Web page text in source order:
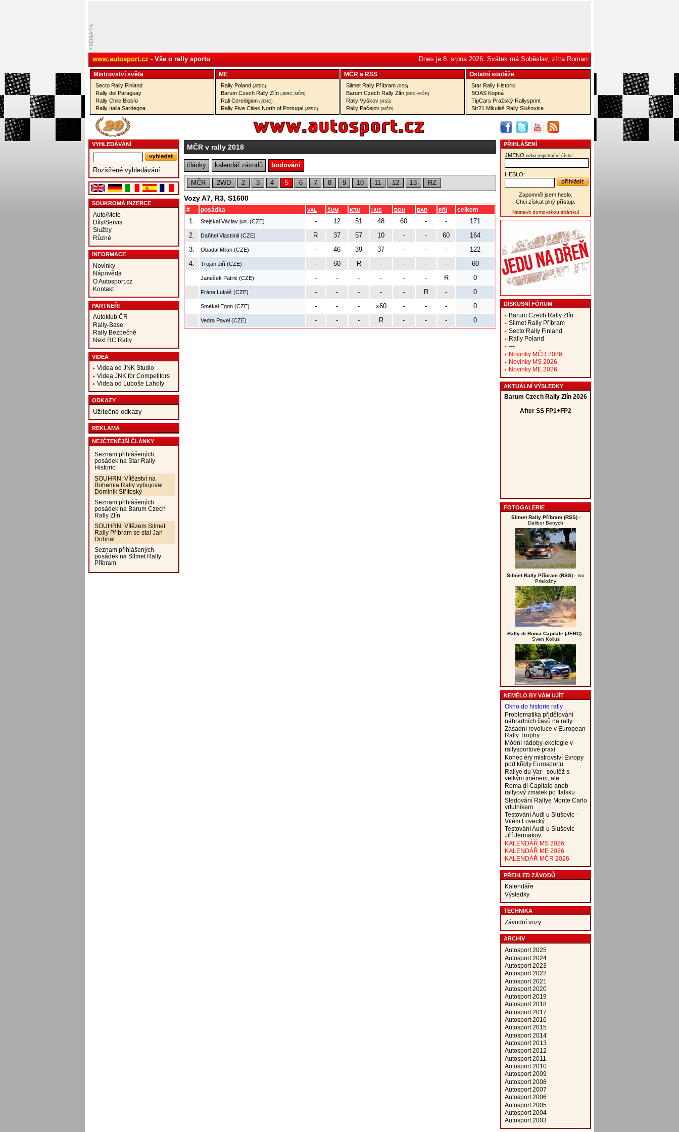
www.autosport.cz - Vše o rally sportu Dnes je 8. srpna 2026, Svátek má Soběslav, zítra Roman
Mistrovství­ světa
Secto Rally Finland
Rally del Paraguay
Rally Chile Biobío
Rally Italia Sardegna
ME
Rally Poland (JERC)
Barum Czech Rally Zlín (JERC, MČR)
Rali Ceredigion (JERC)
Rally Five Cities North of Portugal (JERC)
MČR a RSS
Silmet Rally Příbram (RSS)
Barum Czech Rally Zlín (ERC+MČR)
Rally Vyškov (RSS)
Rally Pačejov (MČR)
Ostatní­ soutěže
Star Rally Historic
BOAS Kopná
TipCars Pražský Rallysprint
Síť21 Mikuláš Rally Slušovice
VYHLEDÁVÁNÍ
Rozšířené vyhledávání
SOUKROMÁ INZERCE
Auto/Moto
Díly/Servis
Služby
Různé
INFORMACE
Novinky
Nápověda
O Autosport.cz
Kontakt
PARTNEŘI
Autoklub ČR
Rally-Base
Rally Bezpečně
Next RC Rally
VIDEA
Videa od JNK Studio
Videa JNK for Competitors
Videa od Luboše Laholy
ODKAZY
Užitečné odkazy
REKLAMA
NEJČTENĚJŠÍ ČLÁNKY
Seznam přihlášených
posádek na Star Rally
Historic
SOUHRN: Vítězství na
Bohemia Rally vybojoval
Dominik Stříteský
Seznam přihlášených
posádek na Barum Czech
Rally Zlín
SOUHRN: Vítězem Silmet
Rally Příbram se stal Jan
Dohnal
Seznam přihlášených
posádek na Silmet Rally
Příbram
MČR v rally 2018
články kalendář závodů bodování
MČR 2WD 2 3 4 5 6 7 8 9 10 11 12 13 RZ
Vozy A7, R3, S1600
# posádka VAL ŠUM KRU HUS BOH BAR PŘÍ celkem
1. Stejskal Václav jun. (CZE) - 12 51 48 60 - -
171
2.
Daňhel Vlastimil (CZE) R 37 57 10 - - 60
164
3.
Obadal Milan (CZE) - 46 39 37 - - -
122
4.
Trojan Jiří (CZE) - 60 R - - - - 60
Janeček Patrik (CZE) - - - - - - R 0
Frána Lukáš (CZE) - - - - - R - 0
Smékal Egon (CZE) - - - x60 - - - 0
Vedra Pavel (CZE) - - - R - - - 0
PŘIHLÁŠENÍ
JMÉNO nebo registrační číslo:
HESLO:
Zapomněl jsem heslo.
Chci získat plný přístup.
Nastavit domovskou stránku!
DISKUSNÍ FÓRUM
Barum Czech Rally Zlín
Silmet Rally Příbram
Secto Rally Finland
Rally Poland
---
Novinky MČR 2026
Novinky MS 2026
Novinky ME 2026
AKTUÁLNÍ VÝSLEDKY
FOTOGALERIE
Silmet Rally Příbram (RSS)-
Dalibor Benych
Silmet Rally Příbram (RSS) - Ivo
Prieložný
Rally di Roma Capitale (JERC)-
Sven Kollus
NEMĚLO BY VÁM UJÍT
Okno do historie rally
Problematika přidělování
náhradních časů na rally
Zásadní revoluce v European
Rally Trophy
Módní rádoby-ekologie v
rallysportové praxi
Konec éry mistrovství Evropy
pod křídly Eurosportu
Rallye du Var - soutěž s
velkým jménem, ale...
Roma di Capitale aneb
rallyový zmatek po Italsku
Sledování Rallye Monte Carlo
vrtulníkem
Testování Audi u Slušovic -
Vilém Lovecký
Testování Audi u Slušovic -
Jiří Jermakov
KALENDÁŘ MS 2026
KALENDÁŘ ME 2026
KALENDÁŘ MČR 2026
PŘEHLED ZÁVODŮ
Kalendáře
Výsledky
TECHNIKA
Závodní vozy
ARCHIV
Autosport 2025
Autosport 2024
Autosport 2023
Autosport 2022
Autosport 2021
Autosport 2020
Autosport 2019
Autosport 2018
Autosport 2017
Autosport 2016
Autosport 2015
Autosport 2014
Autosport 2013
Autosport 2012
Autosport 2011
Autosport 2010
Autosport 2009
Autosport 2008
Autosport 2007
Autosport 2006
Autosport 2005
Autosport 2004
Autosport 2003